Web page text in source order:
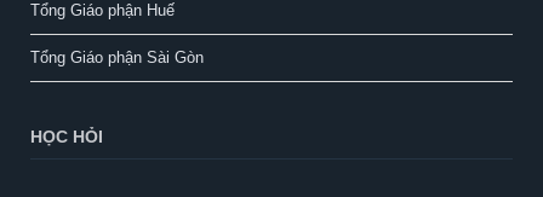
Tổng Giáo phận Huế
Tổng Giáo phận Sài Gòn
HỌC HỎI